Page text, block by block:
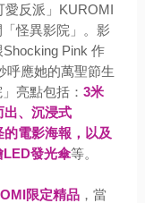
愛反派」KUROMI
怪異影院」。影
Pink 作
呼應她的萬聖節生
亮點包括： 3米
出、沉浸式
電影海報，以及
LED發光傘等。
限定精品，當